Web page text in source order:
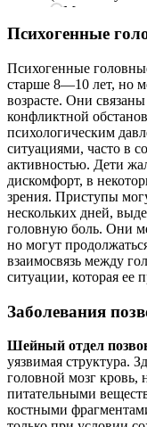
Психогенные
Психогенные
старше 8—10 лет, но
возрасте. Они
конфликтной
психологическим
ситуациями, часто в
активностью. Дети
дискомфорт, в
зрения. Приступы
нескольких дней,
головную боль. Они
но могут
взаимосвязь между
ситуации, которая ее
Заболевания
Шейный отдел
уязвимая структура.
головной мозг
питательными
костными